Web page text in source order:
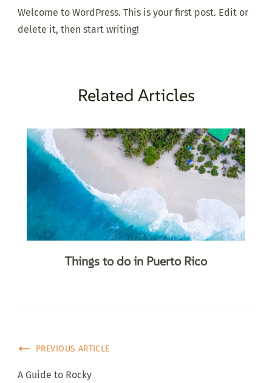
Welcome to WordPress. This is your first post. Edit or
delete it, then start writing!
Related Articles
Things to do in Puerto Rico
PREVIOUS ARTICLE
A Guide to Rocky